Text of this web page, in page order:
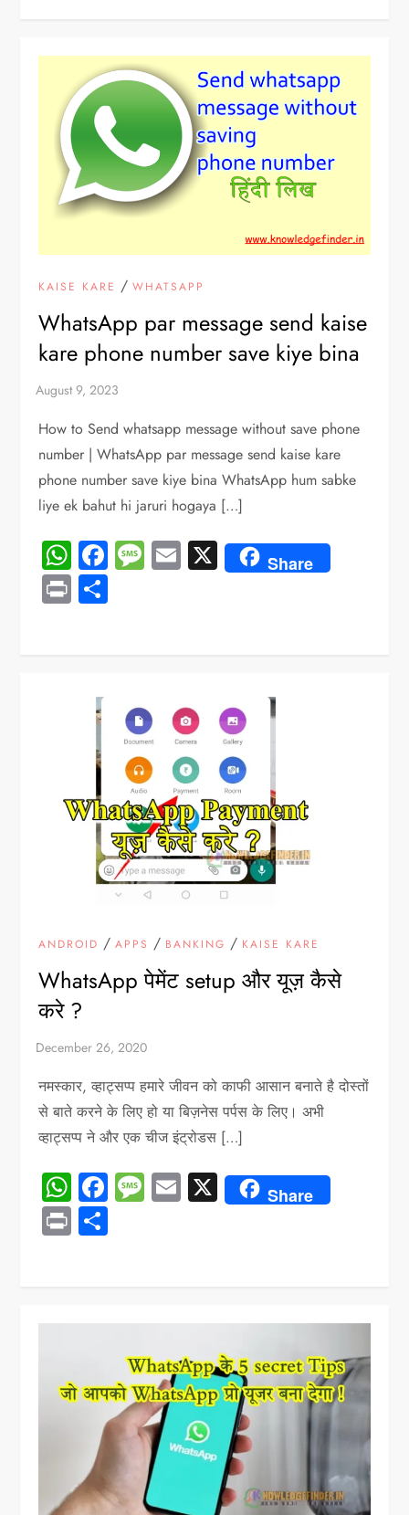
KAISE KARE /WHATSAPP
WhatsApp par message send kaise
kare phone number save kiye bina
How to Send whatsapp message without save phone
number | WhatsApp par message send kaise kare
phone number save kiye bina WhatsApp hum sabke
liye ek bahut hi jaruri hogaya […]
WhatsApp
Facebook
Message
Email
X Share
Print
ANDROID /APPS / BANKING / KAISE KARE
WhatsApp पेमेंट setup और यूज़ कैसे
करे ?
नमस्कार, व्हाट्सप्प हमारे जीवन को काफी आसान बनाते है दोस्तों
से बाते करने के लिए हो या बिज़नेस पर्पस के लिए। अभी
व्हाट्सप्प ने और एक चीज इंट्रोडस […]
WhatsApp
Facebook
Message
Email
X Share
Print